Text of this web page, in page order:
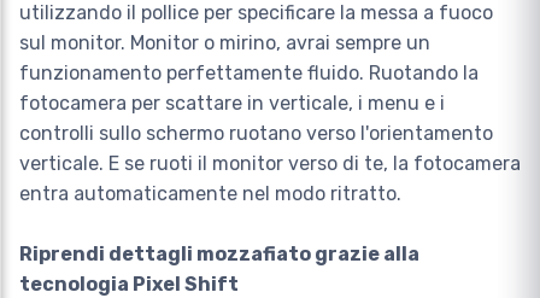
utilizzando il pollice per specificare la messa a fuoco
sul monitor. Monitor o mirino, avrai sempre un
funzionamento perfettamente fluido. Ruotando la
fotocamera per scattare in verticale, i menu e i
controlli sullo schermo ruotano verso l'orientamento
verticale. E se ruoti il monitor verso di te, la fotocamera
entra automaticamente nel modo ritratto.
Riprendi dettagli mozzafiato grazie alla
tecnologia Pixel Shift